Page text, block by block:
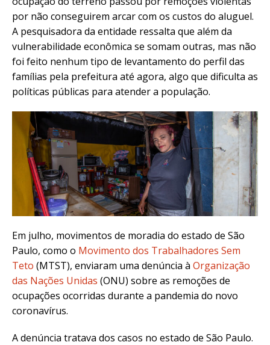
por não conseguirem arcar com os custos do aluguel.
A pesquisadora da entidade ressalta que além da
vulnerabilidade econômica se somam outras, mas não
foi feito nenhum tipo de levantamento do perfil das
famílias pela prefeitura até agora, algo que dificulta as
políticas públicas para atender a população.
Em julho, movimentos de moradia do estado de São
Paulo, como o Movimento dos Trabalhadores Sem
Teto (MTST), enviaram uma denúncia à Organização
das Nações Unidas (ONU) sobre as remoções de
ocupações ocorridas durante a pandemia do novo
coronavírus.
A denúncia tratava dos casos no estado de São Paulo.